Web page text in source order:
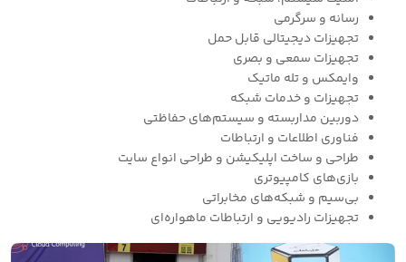
رسانه و سرگرمی
تجهیزات دیجیتالی قابل حمل
تجهیزات سمعی و بصری
وایمکس و تله ماتیک
تجهیزات و خدمات شبکه
دوربین مداربسته و سیستم‌های حفاظتی
فناوری اطلاعات و ارتباطات
طراحی و ساخت اپلیکیشن و طراحی انواع سایت
بازی‌های کامپیوتری
بی‌سیم و شبکه‌های مخابراتی
تجهیزات رادیویی و ارتباطات ماهواره‌ای